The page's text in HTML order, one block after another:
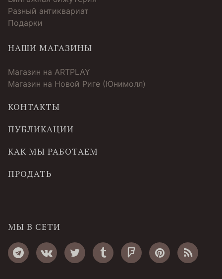
Разный антиквариат
Подарки
НАШИ МАГАЗИНЫ
Магазин на ARTPLAY
Магазин на Новой Риге (Юнимолл)
КОНТАКТЫ
ПУБЛИКАЦИИ
КАК МЫ РАБОТАЕМ
ПРОДАТЬ
МЫ В СЕТИ